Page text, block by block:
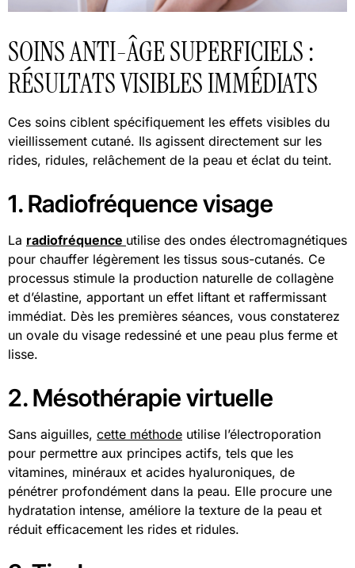
SOINS ANTI-ÂGE SUPERFICIELS :
RÉSULTATS VISIBLES IMMÉDIATS
Ces soins ciblent spécifiquement les effets visibles du
vieillissement cutané. Ils agissent directement sur les
rides, ridules, relâchement de la peau et éclat du teint.
1. Radiofréquence visage
La radiofréquence utilise des ondes électromagnétiques
pour chauffer légèrement les tissus sous-cutanés. Ce
processus stimule la production naturelle de collagène
et d’élastine, apportant un effet liftant et raffermissant
immédiat. Dès les premières séances, vous constaterez
un ovale du visage redessiné et une peau plus ferme et
lisse.
2. Mésothérapie virtuelle
Sans aiguilles, cette méthode utilise l’électroporation
pour permettre aux principes actifs, tels que les
vitamines, minéraux et acides hyaluroniques, de
pénétrer profondément dans la peau. Elle procure une
hydratation intense, améliore la texture de la peau et
réduit efficacement les rides et ridules.